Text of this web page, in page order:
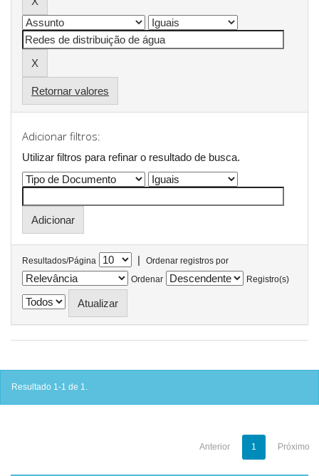
Retornar valores
Adicionar filtros:
Utilizar filtros para refinar o resultado de busca.
Resultados/Página |
Ordenar registros por
Ordenar
Registro(s)
Resultado 1-1 de 1.
Anterior 1 Próximo